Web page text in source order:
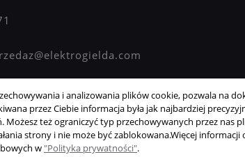
i analizowania plików cookie, pozwala na
przez Ciebie informacja była jak najbardziej
Możesz też ograniczyć typ przechowywanych przez nas
strony i nie może być zablokowana.Więcej informacji
w "Polityka prywatności".
s.j.